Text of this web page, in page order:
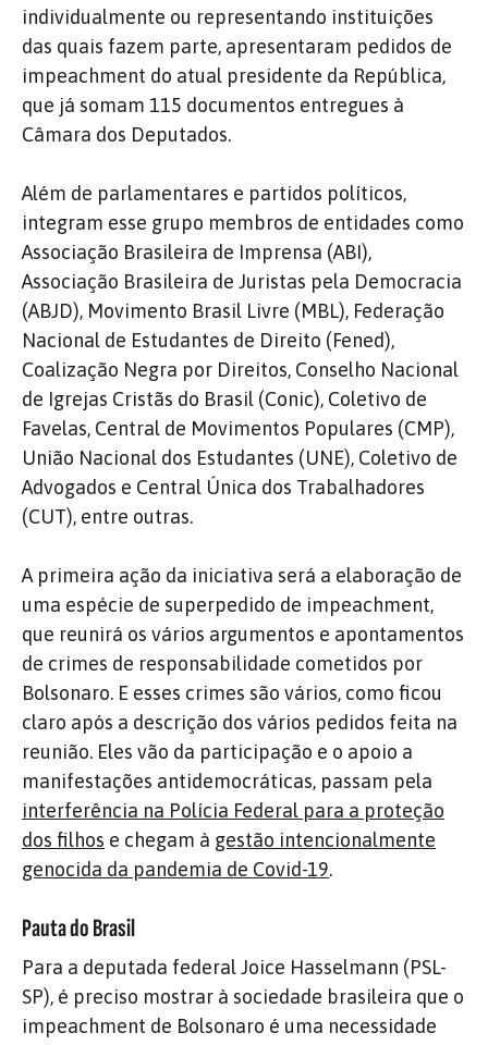
individualmente ou representando instituições
das quais fazem parte, apresentaram pedidos de
impeachment do atual presidente da República,
que já somam 115 documentos entregues à
Câmara dos Deputados.
Além de parlamentares e partidos políticos,
integram esse grupo membros de entidades como
Associação Brasileira de Imprensa (ABI),
Associação Brasileira de Juristas pela Democracia
(ABJD), Movimento Brasil Livre (MBL), Federação
Nacional de Estudantes de Direito (Fened),
Coalização Negra por Direitos, Conselho Nacional
de Igrejas Cristãs do Brasil (Conic), Coletivo de
Favelas, Central de Movimentos Populares (CMP),
União Nacional dos Estudantes (UNE), Coletivo de
Advogados e Central Única dos Trabalhadores
(CUT), entre outras.
A primeira ação da iniciativa será a elaboração de
uma espécie de superpedido de impeachment,
que reunirá os vários argumentos e apontamentos
de crimes de responsabilidade cometidos por
Bolsonaro. E esses crimes são vários, como ficou
claro após a descrição dos vários pedidos feita na
reunião. Eles vão da participação e o apoio a
manifestações antidemocráticas, passam pela
interferência na Polícia Federal para a proteção
dos filhos e chegam à gestão intencionalmente
genocida da pandemia de Covid-19.
Pauta do Brasil
Para a deputada federal Joice Hasselmann (PSL-
SP), é preciso mostrar à sociedade brasileira que o
impeachment de Bolsonaro é uma necessidade